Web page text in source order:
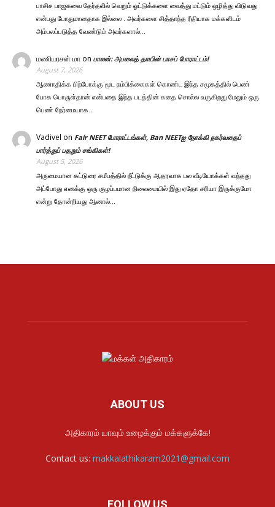
பாசிச பாஜகவை தேர்தலில் வெறும் ஓட்டுக்களை வைத்து மட்டும் ஒழித்து விடுவது
என்பது போதுமானதாக இல்லை . அவர்களை சித்தாந்த ரீதியாக மக்களிடம்
அம்பலப்படுத்த வேண்டும் அவர்களால்…
மணியரசன் மா on பாலன்: அபலைத் தாயின் பாசப் போராட்டம்!
August 7, 2026
ஆணாதிக்க பிற்போக்கு மூட நம்பிக்கைகள் கொண்ட இந்த சமூகத்தில் பெண்
போக பொருள்தான் என்பதை இந்த படத்தின் கதை சொல்ல வருகிறது மேலும் ஒரு
பெண் நேர்மையாக…
Vadivel on Fair NEET போராட்டங்கள், Ban NEETஐ நோக்கி நகர்வதைப்
பார்த்துப் பதறும் சங்கிகள்!
August 5, 2026
அருமையான கட்டுரை சமீபத்தில் நீட்டுக்கு ஆதரவாக பல வீடியோக்கள் வந்தது
அப்போது எனக்கு ஒரு குழப்பமான நிலைமையில் இது ஏதோ சரியா இருக்குமோ
என்று தோன்றியது ஆனால்…
ABOUT US
அதிகாரம் யாவும் உழைக்கும் மக்களுக்கே!
Contact us: makkalathikaram2021@gmail.com